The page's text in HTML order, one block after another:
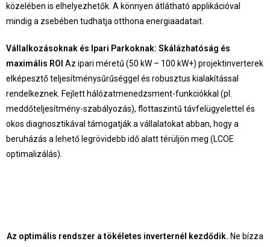
közelében is elhelyezhetők. A könnyen átlátható applikációval
mindig a zsebében tudhatja otthona energiaadatait.
Vállalkozásoknak és Ipari Parkoknak: Skálázhatóság és
maximális ROI Az ipari méretű (50 kW – 100 kW+) projektinverterek
elképesztő teljesítménysűrűséggel és robusztus kialakítással
rendelkeznek. Fejlett hálózatmenedzsment-funkciókkal (pl.
meddőteljesítmény-szabályozás), flottaszintű távfelügyelettel és
okos diagnosztikával támogatják a vállalatokat abban, hogy a
beruházás a lehető legrövidebb idő alatt térüljön meg (LCOE
optimalizálás).
Az optimális rendszer a tökéletes inverternél kezdődik. Ne bízza